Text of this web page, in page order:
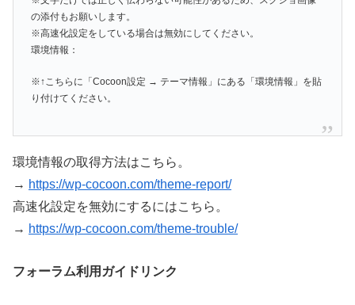
の添付もお願いします。
※高速化設定をしている場合は無効にしてください。
環境情報：
※↑こちらに「Cocoon設定 → テーマ情報」にある「環境情報」を貼
り付けてください。
環境情報の取得方法はこちら。
→ https://wp-cocoon.com/theme-report/
高速化設定を無効にするにはこちら。
→ https://wp-cocoon.com/theme-trouble/
フォーラム利用ガイドリンク